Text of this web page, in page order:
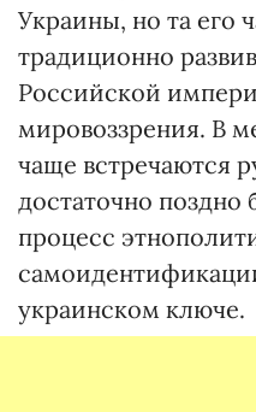
Украины, но та его
традиционно
Российской
мировоззрения. В
чаще встречаются
достаточно поздно
процесс
украинском ключе.